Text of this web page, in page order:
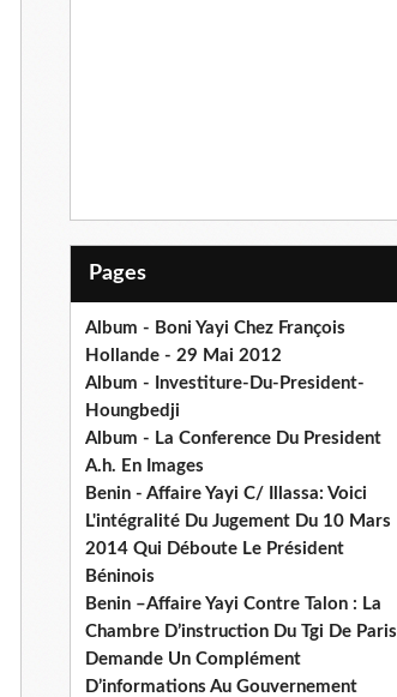
Pages
Album - Boni Yayi Chez François
Hollande - 29 Mai 2012
Album - Investiture-Du-President-
Houngbedji
Album - La Conference Du President
A.h. En Images
Benin - Affaire Yayi C/ Illassa: Voici
L'intégralité Du Jugement Du 10 Mars
2014 Qui Déboute Le Président
Béninois
Benin –Affaire Yayi Contre Talon : La
Chambre D’instruction Du Tgi De Paris
Demande Un Complément
D’informations Au Gouvernement